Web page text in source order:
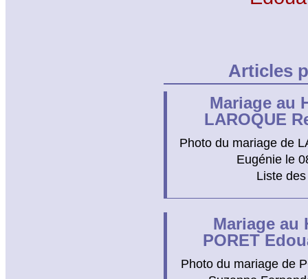
Articles
Mariage au
LAROQUE
Photo du mariage de
Eugénie le
Liste
Mariage au
PORET
Photo du mariage de